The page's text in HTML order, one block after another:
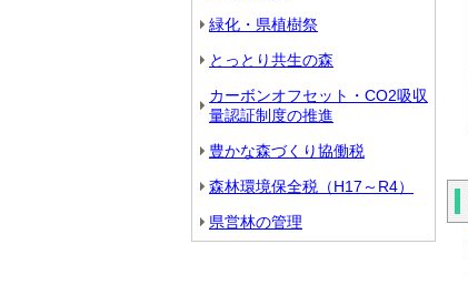
緑化・県植樹祭
とっとり共生の森
カーボンオフセット・CO2吸収
量認証制度の推進
豊かな森づくり協働税
森林環境保全税（H17～R4）
県営林の管理